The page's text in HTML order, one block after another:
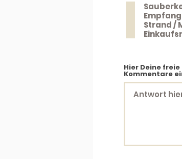
Strand /
Hier Deine
Kommentare